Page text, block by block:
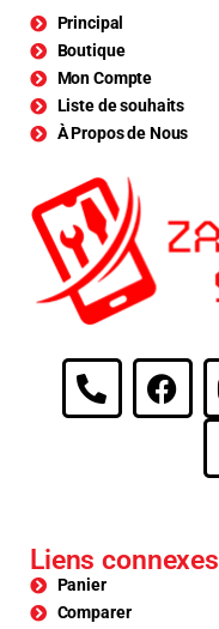
Principal
Boutique
Mon Compte
Liste de souhaits
À Propos de Nous
Liens connexes
Panier
Comparer